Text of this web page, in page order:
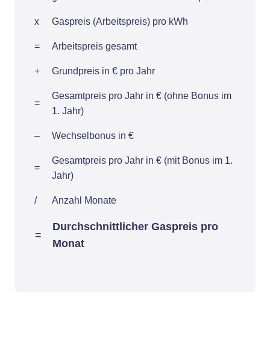
x Gaspreis (Arbeitspreis) pro kWh
= Arbeitspreis gesamt
+ Grundpreis in € pro Jahr
=
Gesamtpreis pro Jahr in € (ohne Bonus im
1. Jahr)
– Wechselbonus in €
=
Gesamtpreis pro Jahr in € (mit Bonus im 1.
Jahr)
/ Anzahl Monate
=
Durchschnittlicher Gaspreis pro
Monat